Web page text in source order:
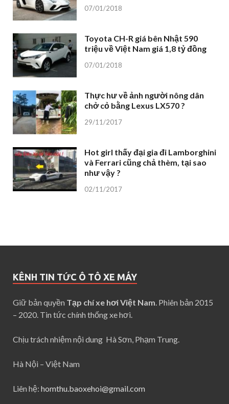
07/01/2018
Toyota CH-R giá bên Nhật 590
triệu về Việt Nam giá 1,8 tỷ đồng
07/01/2018
Thực hư về ảnh người nông dân
chở cỏ bằng Lexus LX570 ?
29/11/2017
Hot girl thấy đại gia đi Lamborghini
và Ferrari cũng chả thèm, tại sao
như vậy ?
02/11/2017
KÊNH TIN TỨC Ô TÔ XE MÁY
Giữ bản quyền Tạp chí xe hơi Việt Nam. Phiên bản 2015
– 2020. Tin tức chính thống xe hơi.
Chịu trách nhiệm nội dung Hà Sơn, Phạm Trung.
Hà Nội – Việt Nam
Liên hệ: homthu.baoxehoi@gmail.com